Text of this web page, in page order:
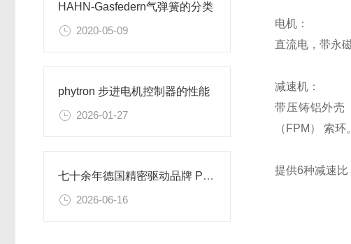
HAHN-Gasfedern气弹簧的分类
2020-05-09
phytron 步进电机控制器的性能
2026-01-27
七十余年德国精密驱动品牌 Phytron 解决真空腔体定位难题
2026-06-16
电机：
直流电，带永
减速机：
带压铸铝外壳
（FPM） 索
提供6种减速比